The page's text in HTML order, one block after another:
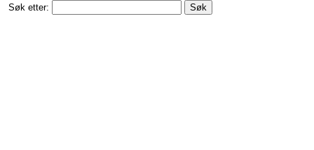
Søk etter: